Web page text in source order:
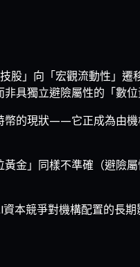
股」向「宏觀流動性」遷
具獨立避險屬性的「數位
幣的現狀——它正成為由
金」同樣不準確（避險
本競爭對機構配置的長期